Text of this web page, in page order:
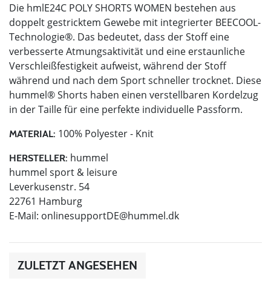
Die hmlE24C POLY SHORTS WOMEN bestehen aus
doppelt gestricktem Gewebe mit integrierter BEECOOL-
Technologie®. Das bedeutet, dass der Stoff eine
verbesserte Atmungsaktivität und eine erstaunliche
Verschleißfestigkeit aufweist, während der Stoff
während und nach dem Sport schneller trocknet. Diese
hummel® Shorts haben einen verstellbaren Kordelzug
in der Taille für eine perfekte individuelle Passform.
MATERIAL: 100% Polyester - Knit
HERSTELLER: hummel
hummel sport & leisure
Leverkusenstr. 54
22761 Hamburg
E-Mail: onlinesupportDE@hummel.dk
ZULETZT ANGESEHEN